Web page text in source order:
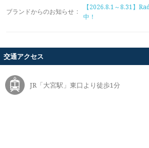
ブランドからのお知らせ :
【2026.8.1～8.31】
中！
交通アクセス
JR「大宮駅」東口より徒歩1分